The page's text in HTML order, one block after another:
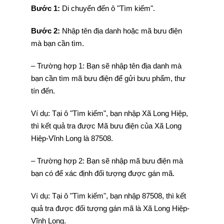
Bước 1: Di chuyển đến ô "Tìm kiếm".
Bước 2: Nhập tên địa danh hoặc mã bưu điện
mà bạn cần tìm.
– Trường hợp 1: Bạn sẽ nhập tên địa danh mà
bạn cần tìm mã bưu điện để gửi bưu phẩm, thư
tín đến.
Ví dụ: Tại ô "Tìm kiếm", bạn nhập Xã Long Hiệp,
thì kết quả tra được Mã bưu điện của Xã Long
Hiệp-Vĩnh Long là 87508.
– Trường hợp 2: Bạn sẽ nhập mã bưu điện mà
bạn có để xác định đối tượng được gán mã.
Ví dụ: Tại ô "Tìm kiếm", bạn nhập 87508, thì kết
quả tra được đối tượng gán mã là Xã Long Hiệp-
Vĩnh Long.